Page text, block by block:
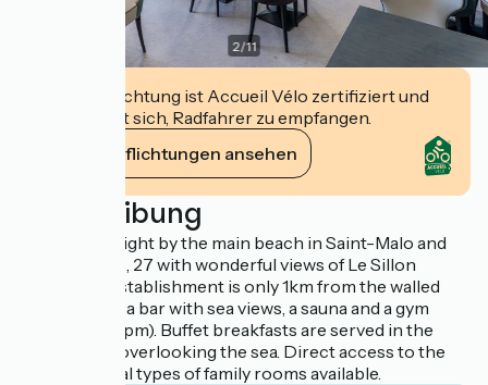
2/11
Diese Einrichtung ist Accueil Vélo zertifiziert und
verpflichtet sich, Radfahrer zu empfangen.
Ihre Verpflichtungen ansehen
Beschreibung
The hotel is right by the main beach in Saint-Malo and
has 56 rooms, 27 with wonderful views of Le Sillon
beach. The establishment is only 1km from the walled
town and has a bar with sea views, a sauna and a gym
(open 4pm-9pm). Buffet breakfasts are served in the
dining room overlooking the sea. Direct access to the
beach. Several types of family rooms available.